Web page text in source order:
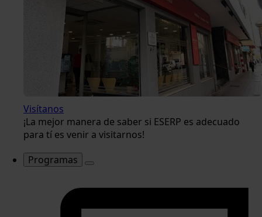
Visítanos
¡La mejor manera de saber si ESERP es adecuado
para tí es venir a visitarnos!
Programas